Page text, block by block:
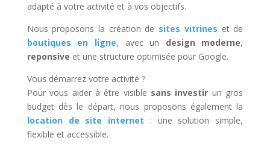
adapté à votre activité et à vos objectifs.
Nous proposons la création de sites vitrines et de
boutiques en ligne, avec un design moderne,
reponsive et une structure optimisée pour Google.
Vous démarrez votre activité ?
Pour vous aider à être visible sans investir un gros
budget dès le départ, nous proposons également la
location de site internet : une solution simple,
flexible et accessible.